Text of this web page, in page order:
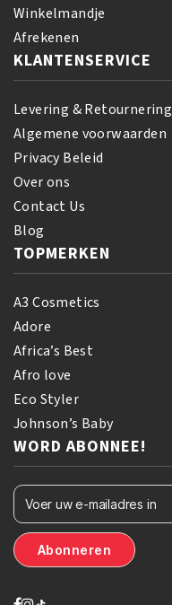
Winkelmandje
Afrekenen
KLANTENSERVICE
Levering & Retournering
Algemene voorwaarden
Privacy Beleid
Over ons
Contact Us
Blog
TOPMERKEN
A3 Cosmetics
Adore
Africa’s Best
Afro love
Eco Styler
Johnson’s Baby
WORD ABONNEE!